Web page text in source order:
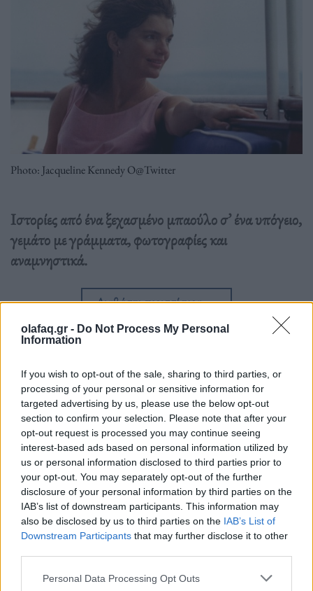
olafaq.gr - Do Not Process My Personal
Information
If you wish to opt-out of the sale, sharing to third parties, or
processing of your personal or sensitive information for
targeted advertising by us, please use the below opt-out
section to confirm your selection. Please note that after your
opt-out request is processed you may continue seeing
interest-based ads based on personal information utilized by
us or personal information disclosed to third parties prior to
your opt-out. You may separately opt-out of the further
disclosure of your personal information by third parties on the
IAB’s list of downstream participants. This information may
also be disclosed by us to third parties on the IAB’s List of
Downstream Participants that may further disclose it to other
Personal Data Processing Opt Outs
Photo: Jacqueline Kennedy O@Twitter
Ιστορίες από ένα ξεχασμένο μπαούλο σ’ ένα υπόγειο,
γεμάτο με γράμματα, φωτογραφίες και
αναμνηστικά.
Διαβάστε περισσότερα→
Δημοσιεύθηκε σεΤέχνη| Taggedβιβλίο,Ζακλίν Κένεντι,Μυστικός
Πράκτορας,Τζάκι Ωνάση
Δείτε επίσης